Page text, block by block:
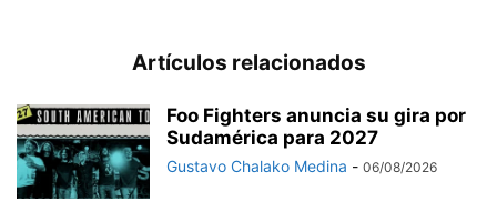
Artículos relacionados
Foo Fighters anuncia su gira por
Sudamérica para 2027
Gustavo Chalako Medina - 06/08/2026